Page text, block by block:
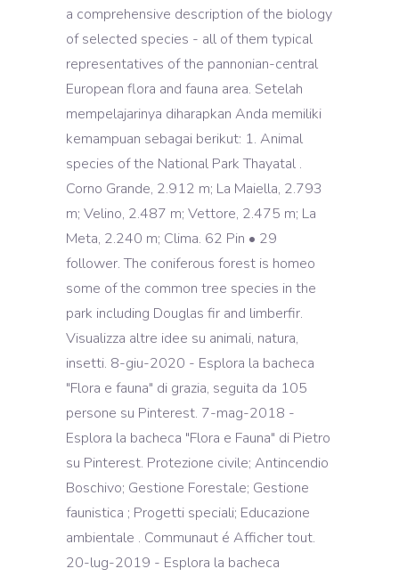
a comprehensive description of the biology
of selected species - all of them typical
representatives of the pannonian-central
European flora and fauna area. Setelah
mempelajarinya diharapkan Anda memiliki
kemampuan sebagai berikut: 1. Animal
species of the National Park Thayatal .
Corno Grande, 2.912 m; La Maiella, 2.793
m; Velino, 2.487 m; Vettore, 2.475 m; La
Meta, 2.240 m; Clima. 62 Pin • 29
follower. The coniferous forest is homeo
some of the common tree species in the
park including Douglas fir and limberfir.
Visualizza altre idee su animali, natura,
insetti. 8-giu-2020 - Esplora la bacheca
"Flora e fauna" di grazia, seguita da 105
persone su Pinterest. 7-mag-2018 -
Esplora la bacheca "Flora e Fauna" di Pietro
su Pinterest. Protezione civile; Antincendio
Boschivo; Gestione Forestale; Gestione
faunistica ; Progetti speciali; Educazione
ambientale . Communaut é Afficher tout.
20-lug-2019 - Esplora la bacheca